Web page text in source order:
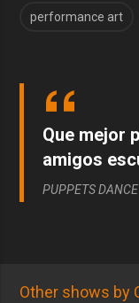
performance art
Que mejor
amigos
PUPPETS DANCE
Other shows by